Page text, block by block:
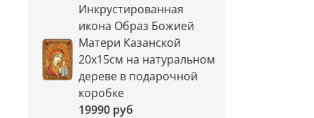
Инкрустированная
икона Образ Божией
Матери Казанской
20х15см на натуральном
дереве в подарочной
коробке
19990 руб